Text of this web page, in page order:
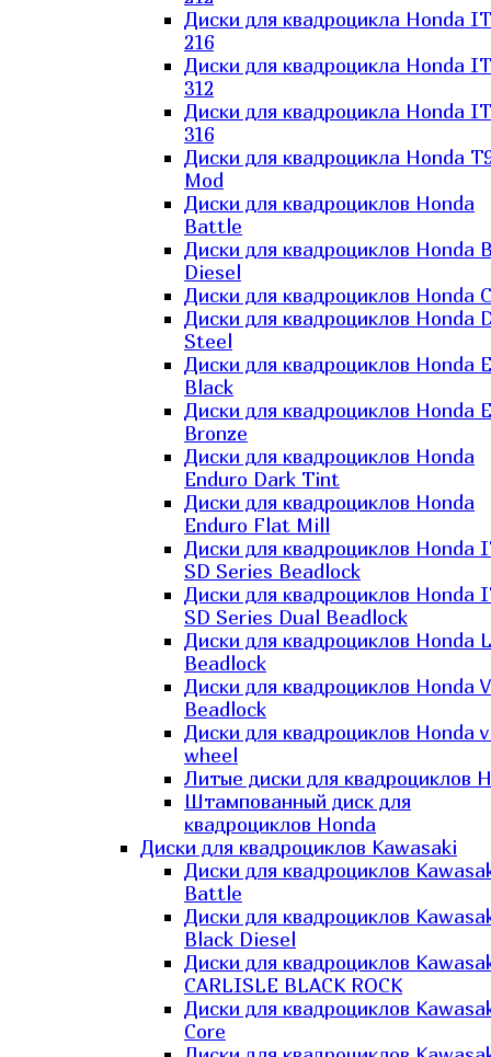
Диски для квадроцикла Honda
216
Диски для квадроцикла Honda
312
Диски для квадроцикла Honda
316
Диски для квадроцикла Honda
Mod
Диски для квадроциклов Honda
Battle
Диски для квадроциклов Honda
Diesel
Диски для квадроциклов Honda
Диски для квадроциклов Honda
Steel
Диски для квадроциклов Honda
Black
Диски для квадроциклов Honda
Bronze
Диски для квадроциклов Honda
Enduro Dark Tint
Диски для квадроциклов Honda
Enduro Flat Mill
Диски для квадроциклов Honda
SD Series Beadlock
Диски для квадроциклов Honda
SD Series Dual Beadlock
Диски для квадроциклов Honda
Beadlock
Диски для квадроциклов Honda
Beadlock
Диски для квадроциклов Honda
wheel
Литые диски для квадроциклов
Штампованный диск для
квадроциклов Honda
Диски для квадроциклов Kawasaki
Диски для квадроциклов
Battle
Диски для квадроциклов
Black Diesel
Диски для квадроциклов
CARLISLE BLACK ROCK
Диски для квадроциклов
Core